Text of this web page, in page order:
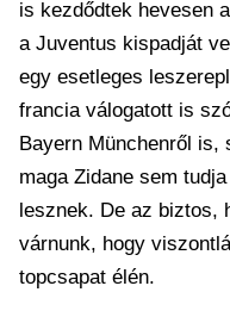
is kezdődtek hevesen
a Juventus kispadját
egy esetleges
francia válogatott is
Bayern Münchenről is,
maga Zidane sem
lesznek. De az biztos,
várnunk, hogy
topcsapat élén.